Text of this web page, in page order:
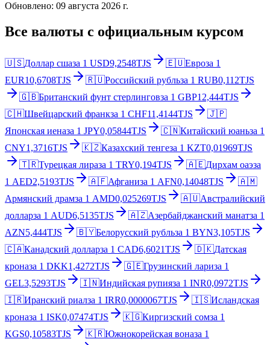
Обновлено: 09 августа 2026 г.
Все валюты с официальным курсом
🇺🇸Доллар сшаза 1 USD9,2548TJS 🇪🇺Евроза 1
EUR10,6708TJS 🇷🇺Российский рубльза 1 RUB0,112TJS
🇬🇧Британский фунт стерлинговза 1 GBP12,444TJS
🇨🇭Швейцарский франкза 1 CHF11,4144TJS
🇯🇵
Японская иеназа 1 JPY0,05844TJS 🇨🇳Китайский юаньза 1
CNY1,3716TJS 🇰🇿Казахский тенгеза 1 KZT0,01969TJS
🇹🇷Турецкая лираза 1 TRY0,194TJS 🇦🇪Дирхам оаэза
1 AED2,5193TJS 🇦🇫Афганиза 1 AFN0,14048TJS
🇦🇲
Армянский драмза 1 AMD0,025269TJS 🇦🇺Австралийский
долларза 1 AUD6,5135TJS 🇦🇿Азербайджанский манатза 1
AZN5,444TJS 🇧🇾Белорусский рубльза 1 BYN3,105TJS
🇨🇦Канадский долларза 1 CAD6,6021TJS 🇩🇰Датская
кроназа 1 DKK1,4272TJS 🇬🇪Грузинский лариза 1
GEL3,5293TJS 🇮🇳Индийская рупияза 1 INR0,0972TJS
🇮🇷Иранский риалза 1 IRR0,0000067TJS 🇮🇸Исландская
кроназа 1 ISK0,07474TJS 🇰🇬Киргизский сомза 1
KGS0,10583TJS 🇰🇷Южнокорейская воназа 1